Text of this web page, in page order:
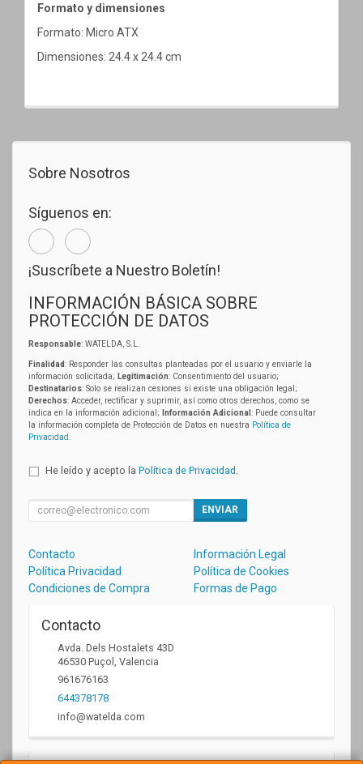
Formato y dimensiones
Formato: Micro ATX
Dimensiones: 24.4 x 24.4 cm
Sobre Nosotros
Síguenos en:
¡Suscríbete a Nuestro Boletín!
INFORMACIÓN BÁSICA SOBRE
PROTECCIÓN DE DATOS
Responsable: WATELDA, S.L.
Finalidad: Responder las consultas planteadas por el usuario y enviarle la
información solicitada; Legitimación: Consentimiento del usuario;
Destinatarios: Solo se realizan cesiones si existe una obligación legal;
Derechos: Acceder, rectificar y suprimir, así como otros derechos, como se
indica en la información adicional;
Información Adicional : Puede consultar
la información completa de Protección de Datos en nuestra Política de
Privacidad
He leído y acepto la Política de Privacidad
ENVIAR
Contacto
Información Legal
Política Privacidad
Política de Cookies
Condiciones de Compra
Formas de Pago
Contacto
Avda. Dels Hostalets 43D
46530 Puçol Valencia
961676163
644378178
info@watelda.com